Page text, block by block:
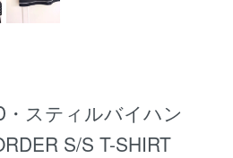
・スティルバイハン
S/S T-SHIRT